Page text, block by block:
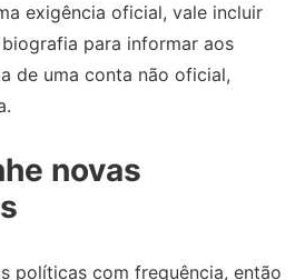
exigência oficial, vale incluir
biografia para informar aos
de uma conta não oficial,
novas
políticas com frequência, então